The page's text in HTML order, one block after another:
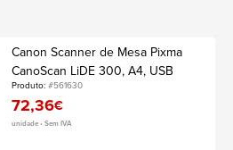
Canon Scanner de Mesa Pixma
CanoScan LiDE 300, A4, USB
Produto:#561630
72,36€
unidade • Sem IVA